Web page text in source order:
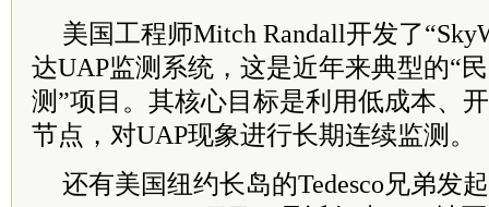
美国工程师Mitch Randall开发了
达UAP监测系统，这是近年来典型的“
测”项目。其核心目标是利用低成本、
节点，对UAP现象进行长期连续监测。
还有美国纽约长岛的Tedesco兄弟发